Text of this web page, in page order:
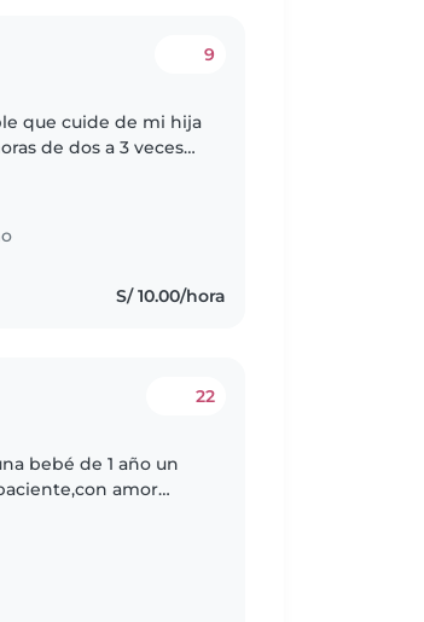
9
que cuide de mi hija
de dos a 3 veces
S/ 10.00/hora
22
bebé de 1 año un
amor